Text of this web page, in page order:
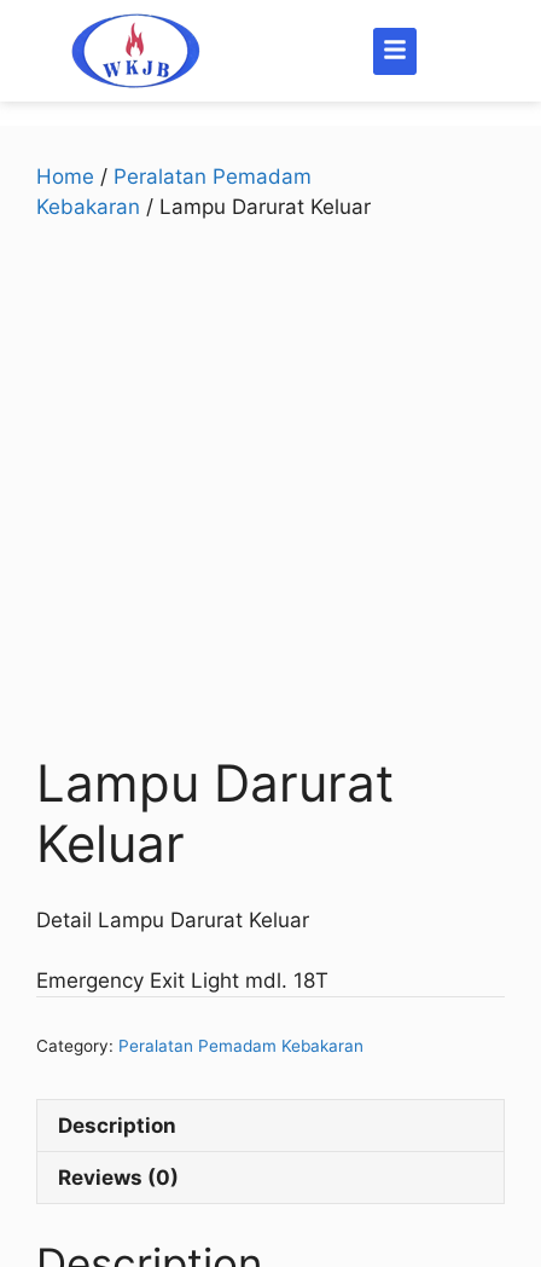
Home / Peralatan Pemadam
Kebakaran / Lampu Darurat Keluar
Lampu Darurat
Keluar
Detail Lampu Darurat Keluar
Emergency Exit Light mdl. 18T
Category: Peralatan Pemadam Kebakaran
Description
Reviews (0)